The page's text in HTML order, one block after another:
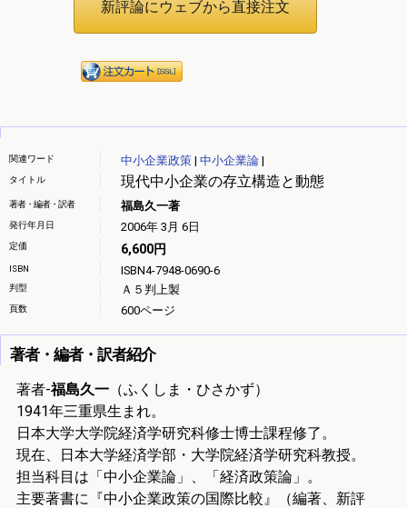
関連ワード 中小企業政策| 中小企業論|
現代中小企業の存立構造と動態
タイトル
著者・編者・訳者 福島久一著
発行年月日 2006年 3月 6日
定価 6,600円
ISBN ISBN4-7948-0690-6
判型 Ａ５判上製
頁数 600ページ
著者・編者・訳者紹介
著者-福島久一（ふくしま・ひさかず）
1941年三重県生まれ。
日本大学大学院経済学研究科修士博士課程修了。
現在、日本大学経済学部・大学院経済学研究科教授。
担当科目は「中小企業論」、「経済政策論」。
主要著書に『中小企業政策の国際比較』（編著、新評